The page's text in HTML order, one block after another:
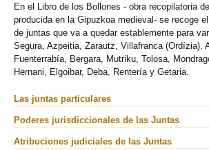
En el Libro de los Bollones - obra recopilatoria
producida en la Gipuzkoa medieval- se recoge
de juntas que va a quedar establemente para
Segura, Azpeitia, Zarautz, Villafranca (Ordízia),
Fuenterrabía, Bergara, Mutriku, Tolosa,
Hernani, Elgoibar, Deba, Rentería y Getaria.
Las juntas particulares
Poderes jurisdiccionales de las Juntas
Atribuciones judiciales de las Juntas